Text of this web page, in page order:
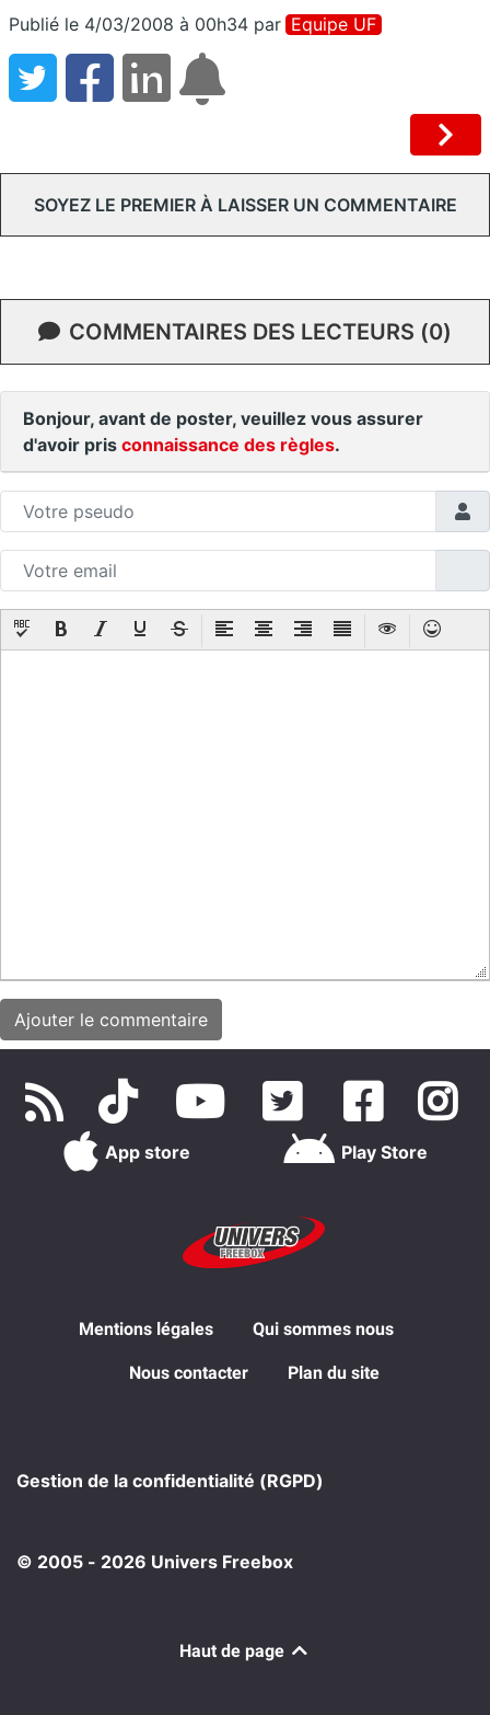
Publié le 4/03/2008 à 00h34 par Equipe UF
SOYEZ LE PREMIER À LAISSER UN COMMENTAIRE
COMMENTAIRES DES LECTEURS (0)
Bonjour, avant de poster, veuillez vous assurer
d'avoir pris connaissance des règles.
App store Play Store
Mentions légales Qui sommes nous
Nous contacter Plan du site
Gestion de la confidentialité (RGPD)
© 2005 - 2026 Univers Freebox
Haut de page